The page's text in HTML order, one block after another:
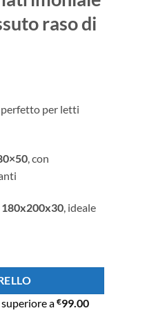
raso di
perfetto per letti
, con
180x200x30, ideale
a €99.00